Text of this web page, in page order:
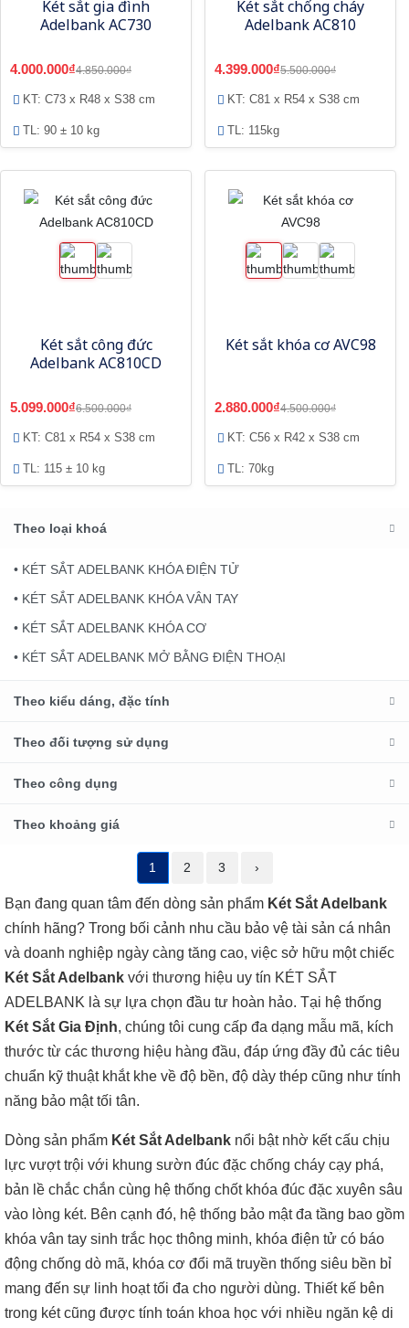
Két sắt gia đình
Adelbank AC730
4.000.000₫4.850.000₫
KT: C73 x R48 x S38 cm
TL: 90 ± 10 kg
Két sắt chống cháy
Adelbank AC810
4.399.000₫5.500.000₫
KT: C81 x R54 x S38 cm
TL: 115kg
Két sắt công đức
Adelbank AC810CD
5.099.000₫6.500.000₫
KT: C81 x R54 x S38 cm
TL: 115 ± 10 kg
Két sắt khóa cơ AVC98
2.880.000₫4.500.000₫
KT: C56 x R42 x S38 cm
TL: 70kg
Theo loại khoá
• KÉT SẮT ADELBANK KHÓA ĐIỆN TỬ
• KÉT SẮT ADELBANK KHÓA VÂN TAY
• KÉT SẮT ADELBANK KHÓA CƠ
• KÉT SẮT ADELBANK MỞ BẰNG ĐIỆN THOẠI
Theo kiểu dáng, đặc tính
Theo đối tượng sử dụng
Theo công dụng
Theo khoảng giá
1 2 3 ›
Bạn đang quan tâm đến dòng sản phẩm Két Sắt Adelbank
chính hãng? Trong bối cảnh nhu cầu bảo vệ tài sản cá nhân
và doanh nghiệp ngày càng tăng cao, việc sở hữu một chiếc
Két Sắt Adelbank với thương hiệu uy tín KÉT SẮT
ADELBANK là sự lựa chọn đầu tư hoàn hảo. Tại hệ thống
Két Sắt Gia Định, chúng tôi cung cấp đa dạng mẫu mã, kích
thước từ các thương hiệu hàng đầu, đáp ứng đầy đủ các tiêu
chuẩn kỹ thuật khắt khe về độ bền, độ dày thép cũng như tính
năng bảo mật tối tân.
Dòng sản phẩm Két Sắt Adelbank nổi bật nhờ kết cấu chịu
lực vượt trội với khung sườn đúc đặc chống cháy cạy phá,
bản lề chắc chắn cùng hệ thống chốt khóa đúc đặc xuyên sâu
vào lòng két. Bên cạnh đó, hệ thống bảo mật đa tầng bao gồm
khóa vân tay sinh trắc học thông minh, khóa điện tử có báo
động chống dò mã, khóa cơ đổi mã truyền thống siêu bền bỉ
mang đến sự linh hoạt tối đa cho người dùng. Thiết kế bên
trong két cũng được tính toán khoa học với nhiều ngăn kệ di